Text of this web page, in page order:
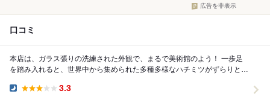
広告を非表示
口コミ
本店は、ガラス張りの洗練された外観で、まるで美術館のよう！ 一歩足
を踏み入れると、世界中から集められた多種多様なハチミツがずらりと並
3.3